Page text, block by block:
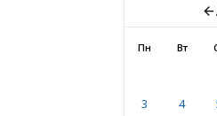
Пн Вт
3
4